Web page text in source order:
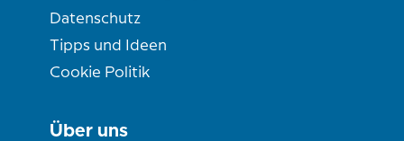
Datenschutz
Tipps und Ideen
Cookie Politik
Über uns